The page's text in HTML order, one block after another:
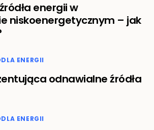
energii w
niskoenergetycznym – jak
ENERGII
odnawialne źródła
ENERGII